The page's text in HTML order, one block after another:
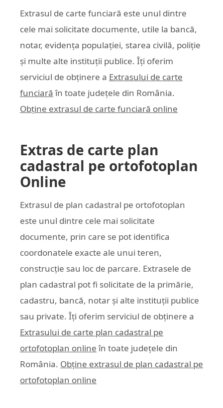
Extrasul de carte funciară este unul dintre
cele mai solicitate documente, utile la bancă,
notar, evidența populației, starea civilă, poliție
și multe alte instituții publice. Îți oferim
serviciul de obținere a Extrasului de carte
funciară în toate județele din România.
Obține extrasul de carte funciară online
Extras de carte plan
cadastral pe ortofotoplan
Online
Extrasul de plan cadastral pe ortofotoplan
este unul dintre cele mai solicitate
documente, prin care se pot identifica
coordonatele exacte ale unui teren,
construcție sau loc de parcare. Extrasele de
plan cadastral pot fi solicitate de la primărie,
cadastru, bancă, notar și alte instituții publice
sau private. Îți oferim serviciul de obținere a
Extrasului de carte plan cadastral pe
ortofotoplan online în toate județele din
România. Obține extrasul de plan cadastral pe
ortofotoplan online